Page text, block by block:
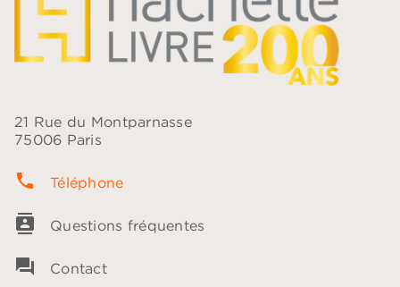
21 Rue du Montparnasse
75006 Paris
phone Téléphone
contacts Questions fréquentes
question_answer Contact